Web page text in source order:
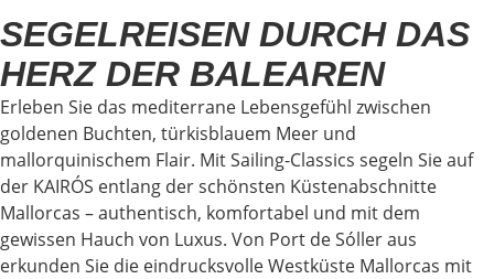
SEGELREISEN DURCH DAS
HERZ DER BALEAREN
Erleben Sie das mediterrane Lebensgefühl zwischen
goldenen Buchten, türkisblauem Meer und
mallorquinischem Flair. Mit Sailing-Classics segeln Sie auf
der KAIRÓS entlang der schönsten Küstenabschnitte
Mallorcas – authentisch, komfortabel und mit dem
gewissen Hauch von Luxus. Von Port de Sóller aus
erkunden Sie die eindrucksvolle Westküste Mallorcas mit